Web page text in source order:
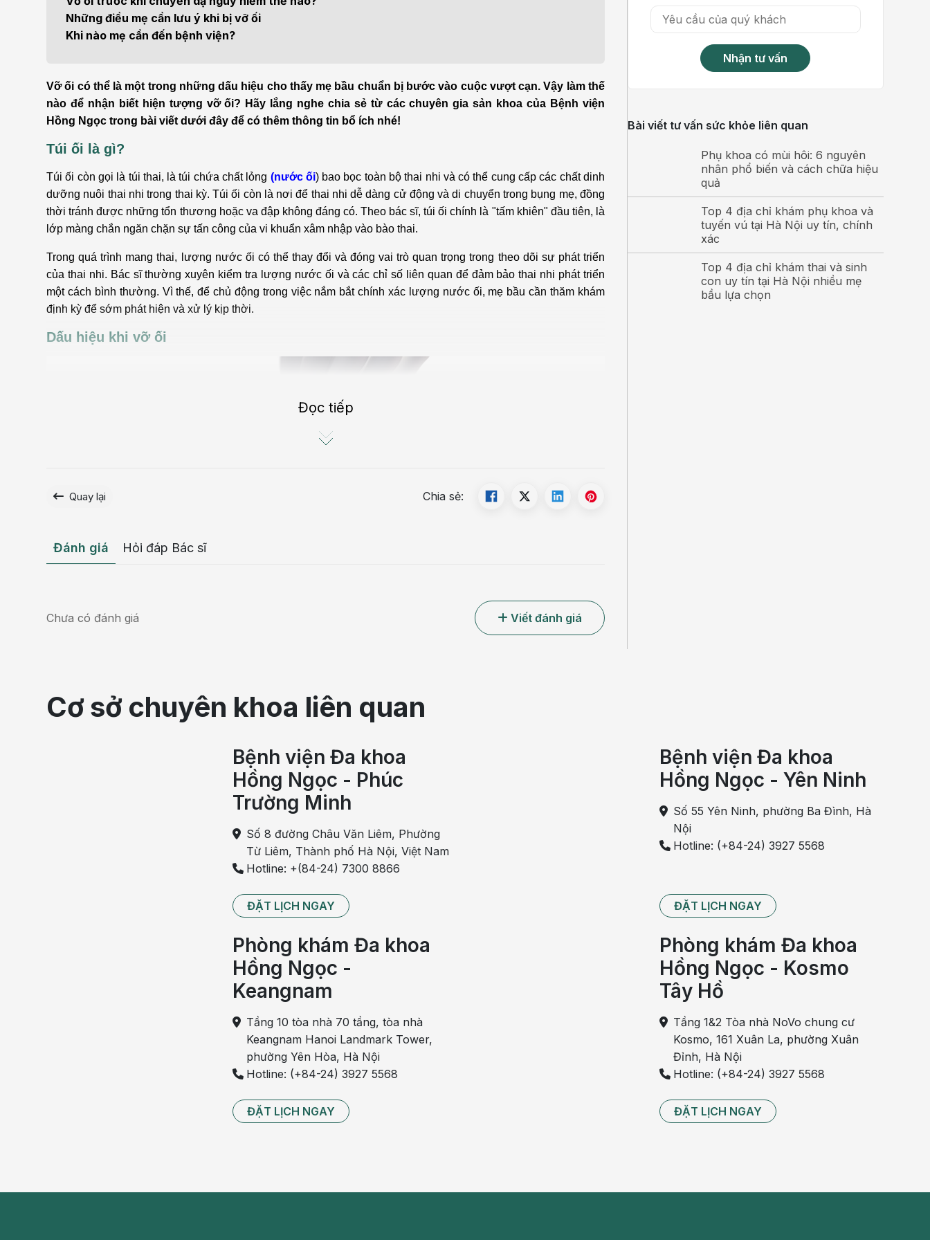
Thẩm mỹ
Nội Tiết
Cấp cứu - Hồi sức tích
Vật lý trị liệu - Phục hồi
chức năng
Tâm lý và sức khỏe tâm
thần
Những điều mẹ cần lưu ý khi bị vỡ ối
Khi nào mẹ cần đến bệnh viện?
Vỡ ối có thể là một trong những dấu hiệu cho thấy mẹ bầu chuẩn bị bước vào cuộc vượt cạn. Vậy làm thế
nào để nhận biết hiện tượng vỡ ối? Hãy lắng nghe chia sẻ từ các chuyên gia sản khoa của Bệnh viện
Hồng Ngọc trong bài viết dưới đây để có thêm thông tin bổ ích nhé!
Túi ối là gì?
Túi ối còn gọi là túi thai, là túi chứa chất lỏng (nước ối) bao bọc toàn bộ thai nhi và có thể cung cấp các chất dinh
dưỡng nuôi thai nhi trong thai kỳ. Túi ối còn là nơi để thai nhi dễ dàng cử động và di chuyển trong bụng mẹ, đồng
thời tránh được những tổn thương hoặc va đập không đáng có. Theo bác sĩ, túi ối chính là "tấm khiên" đầu tiên, là
lớp màng chắn ngăn chặn sự tấn công của vi khuẩn xâm nhập vào bào thai.
Trong quá trình mang thai, lượng nước ối có thể thay đổi và đóng vai trò quan trọng trong theo dõi sự phát triển
của thai nhi. Bác sĩ thường xuyên kiểm tra lượng nước ối và các chỉ số liên quan để đảm bảo thai nhi phát triển
một cách bình thường. Vì thế, để chủ động trong việc nắm bắt chính xác lượng nước ối, mẹ bầu cần thăm khám
định kỳ để sớm phát hiện và xử lý kịp thời.
Dấu hiệu khi vỡ ối
Túi ối có vai trò bảo vệ em bé trước khi ra đời
Giai đoạn cuối của thai kỳ, nhất là những ngày sắp sinh, bà bầu có thể bị vỡ ối
dấu hiệu chuyển dạ. Nhưng cũng có nhiều người bị rò rỉ ối trong thời gian dài trước khi sinh
rất lâu, đôi khi gây ra hiện tượng cạn ối.
: Cảm nhận được cảm giác "bục" của túi ối và nước tràn ra từ âm đạo khá nhiều. Cảm giác
vỡ ối ở mỗi mẹ bầu không giống nhau. Có người sẽ có cảm giác một dòng nước chảy ra nhanh và mạnh, đột
ngột tuôn ra từ đường âm đạo nhưng chị em không hề thấy đau đớn. Một số khác, thai phụ chỉ thấy nước ối vỡ
và chảy ra thành dòng nhỏ, chầm chậm xuống dưới chân.
Cơn co tử cung xuất hiện liên tục: Dấu hiệu rõ ràng nhất của vỡ ối là những cơn co tử cung xuất hiện
Cảm giác ẩm ướt hoặc dính ướt:Một số phụ nữ có thể cảm thấy âm đạo ẩm ướt hơn khi nước ối đã
vỡ. Mẹ có thể thấy âm đạo tiết nhờn nhiều hơn bình thường,hiện tượng này kéo dài vài ngày trước khi
Nước ối vỡ hoặc rò rỉ đều ở bất kì thời điểm nào đều có thể ảnh hưởng đến thai nhi và tạo điều kiện cho vi trùng,
Đọc tiếp
Quay lại Chia sẻ:
Đánh giá Hỏi đáp Bác sĩ
Chưa có đánh giá Viết đánh giá
Nhận tư vấn
Bài viết tư vấn sức khỏe liên quan
Phụ khoa có mùi hôi: 6 nguyên
nhân phổ biến và cách chữa hiệu
quả
Top 4 địa chỉ khám phụ khoa và
tuyến vú tại Hà Nội uy tín, chính
xác
Top 4 địa chỉ khám thai và sinh
con uy tín tại Hà Nội nhiều mẹ
bầu lựa chọn
Cơ sở chuyên khoa liên quan
Bệnh viện Đa khoa
Hồng Ngọc - Phúc
Trường Minh
Số 8 đường Châu Văn Liêm, Phường
Từ Liêm, Thành phố Hà Nội, Việt Nam
Hotline: +(84-24) 7300 8866
ĐẶT LỊCH NGAY
Bệnh viện Đa khoa
Hồng Ngọc - Yên Ninh
Số 55 Yên Ninh, phường Ba Đình, Hà
Nội
Hotline: (+84-24) 3927 5568
ĐẶT LỊCH NGAY
Phòng khám Đa khoa
Hồng Ngọc -
Keangnam
Tầng 10 tòa nhà 70 tầng, tòa nhà
Keangnam Hanoi Landmark Tower,
phường Yên Hòa, Hà Nội
Hotline: (+84-24) 3927 5568
ĐẶT LỊCH NGAY
Phòng khám Đa khoa
Hồng Ngọc - Kosmo
Tây Hồ
Tầng 1&2 Tòa nhà NoVo chung cư
Kosmo, 161 Xuân La, phường Xuân
Đỉnh, Hà Nội
Hotline: (+84-24) 3927 5568
ĐẶT LỊCH NGAY